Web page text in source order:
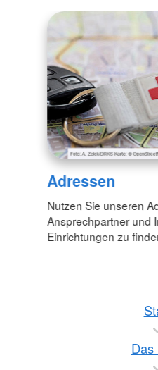
Adressen
Nutzen Sie unseren
Ansprechpartner und
Einrichtungen zu
Das